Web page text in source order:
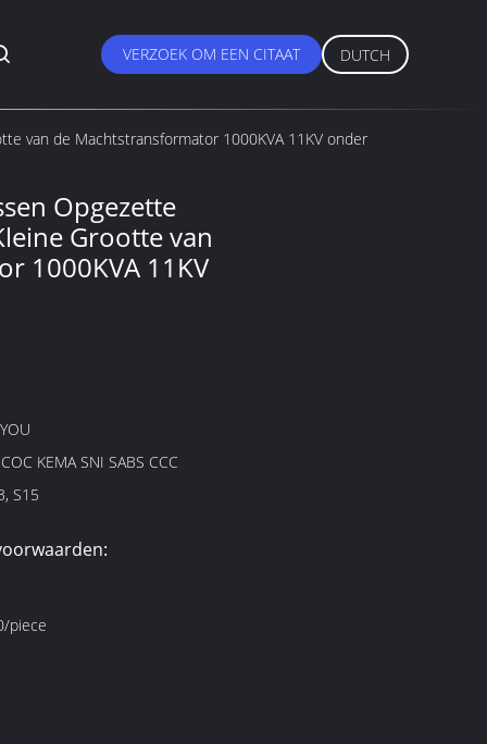
VERZOEK OM EEN CITAAT DUTCH
van de Machtstransformator 1000KVA 11KV onder
Opgezette
Grootte van
1000KVA 11KV
KEMA SNI SABS CCC
S15
piece